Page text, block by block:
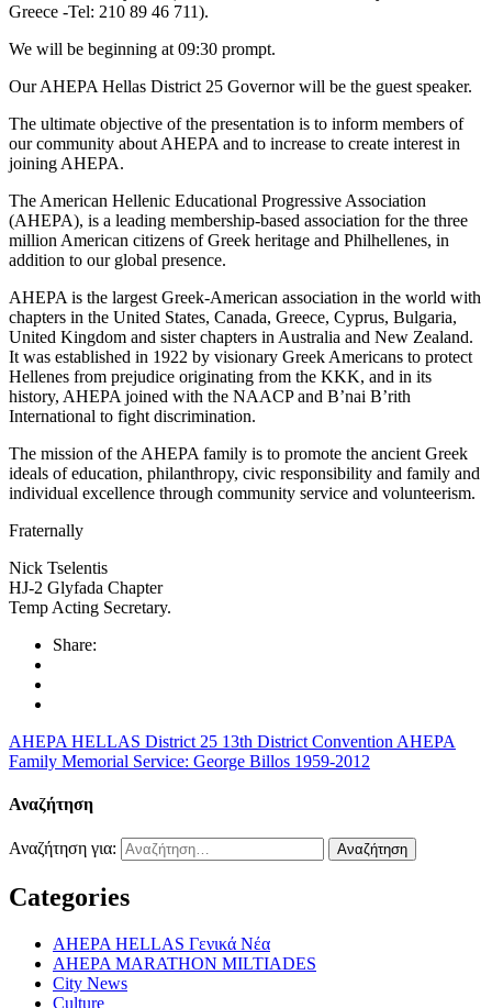
Greece -Tel: 210 89 46 711).
We will be beginning at 09:30 prompt.
Our AHEPA Hellas District 25 Governor will be the guest speaker.
The ultimate objective of the presentation is to inform members of
our community about AHEPA and to increase to create interest in
joining AHEPA.
The American Hellenic Educational Progressive Association
(AHEPA), is a leading membership-based association for the three
million American citizens of Greek heritage and Philhellenes, in
addition to our global presence.
AHEPA is the largest Greek-American association in the world with
chapters in the United States, Canada, Greece, Cyprus, Bulgaria,
United Kingdom and sister chapters in Australia and New Zealand.
It was established in 1922 by visionary Greek Americans to protect
Hellenes from prejudice originating from the KKK, and in its
history, AHEPA joined with the NAACP and B’nai B’rith
International to fight discrimination.
The mission of the AHEPA family is to promote the ancient Greek
ideals of education, philanthropy, civic responsibility and family and
individual excellence through community service and volunteerism.
Fraternally
Nick Tselentis
HJ-2 Glyfada Chapter
Temp Acting Secretary.
Share:
AHEPA HELLAS District 25 13th District Convention AHEPA
Family Memorial Service: George Billos 1959-2012
Αναζήτηση
Αναζήτηση για:
Categories
AHEPA HELLAS Γενικά Νέα
AHEPA MARATHON MILTIADES
City News
Culture